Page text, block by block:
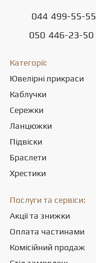
044 499-55-55
050 446-23-50
Категорії:
Ювелірні прикраси
Каблучки
Сережки
Ланцюжки
Підвіски
Браслети
Хрестики
Послуги та сервіси:
Акції та знижки
Оплата частинами
Комісійний продаж